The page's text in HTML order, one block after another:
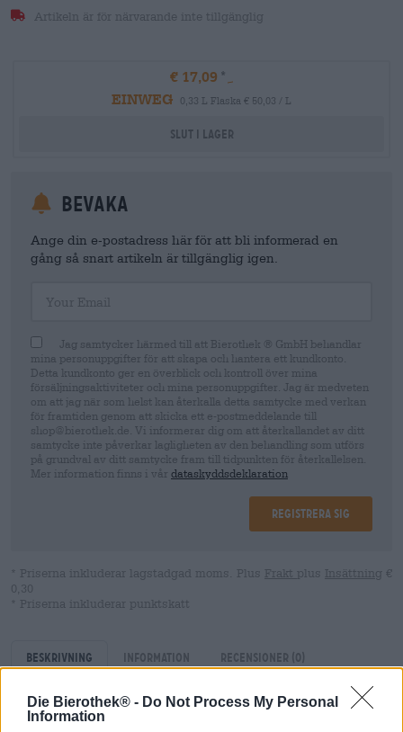
Die Bierothek® - Do Not Process My Personal
Information
Artikeln är för närvarande inte tillgänglig
€ 17,09
EINWEG
0,33 L Flaska € 50,03 / L
Slut i lager
Bevaka
Ange din e-postadress här för att bli informerad en
gång så snart artikeln är tillgänglig igen.
Jag samtycker härmed till att Bierothek ® GmbH behandlar
mina personuppgifter för att skapa och hantera ett kundkonto.
Detta kundkonto ger en överblick och kontroll över mina
försäljningsaktiviteter och mina personuppgifter. Jag är medveten
om att jag när som helst kan återkalla detta samtycke med verkan
för framtiden genom att skicka ett e-postmeddelande till
shop@bierothek.de. Vi informerar dig om att återkallandet av ditt
samtycke inte påverkar lagligheten av den behandling som utförs
på grundval av ditt samtycke fram till tidpunkten för återkallelsen.
Mer information finns i vår dataskyddsdeklaration
Registrera sig
* Priserna inkluderar lagstadgad moms. Plus Frakt plus Insättning €
0,30
* Priserna inkluderar punktskatt
Beskrivning Information Recensioner (0)
Vänskaper är i alla fall fruktbara eftersom de berikar oss